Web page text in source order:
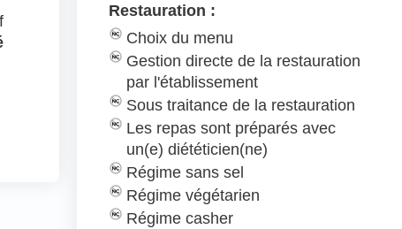
Restauration :
Choix du menu
Gestion directe de la restauration
par l'établissement
Sous traitance de la restauration
Les repas sont préparés avec
un(e) diététicien(ne)
Régime sans sel
Régime végétarien
Régime casher